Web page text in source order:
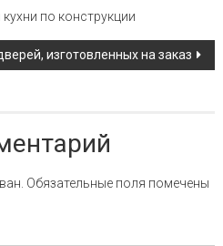
по конструкции
изготовленных на заказ
Обязательные поля помечены